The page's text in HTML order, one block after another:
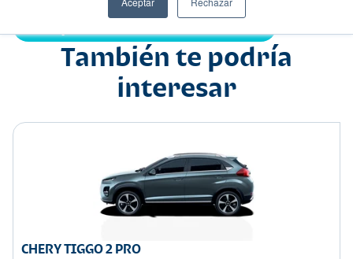
También te podría
interesar
CHERY TIGGO 2 PRO